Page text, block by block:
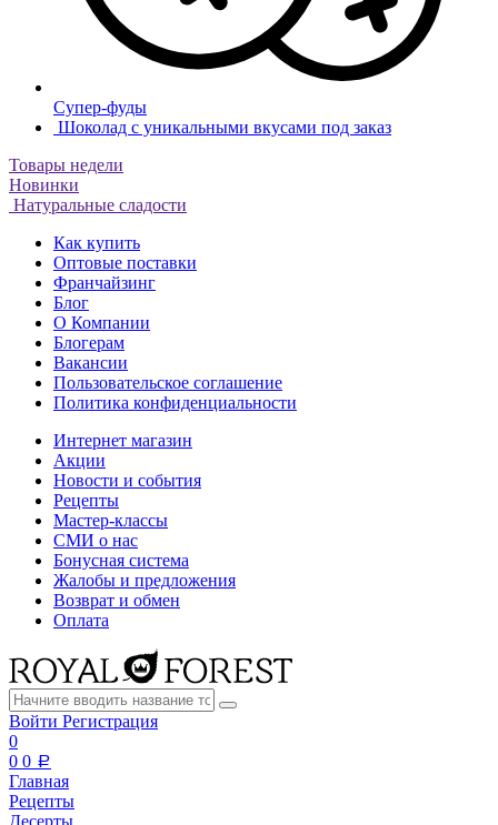
Супер-фуды
Шоколад с уникальными вкусами под заказ
Товары недели
Новинки
Натуральные сладости
Как купить
Оптовые поставки
Франчайзинг
Блог
О Компании
Блогерам
Вакансии
Пользовательское соглашение
Политика конфиденциальности
Интернет магазин
Акции
Новости и события
Рецепты
Мастер-классы
СМИ о нас
Бонусная система
Жалобы и предложения
Возврат и обмен
Оплата
Войти Регистрация
0
0 0 a
Главная
Рецепты
Десерты